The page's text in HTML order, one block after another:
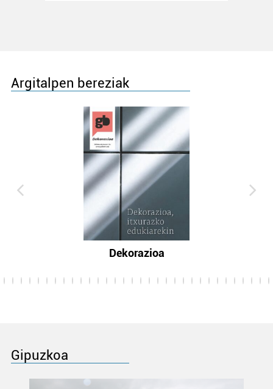
Argitalpen bereziak
Dekorazioa
Gipuzkoa